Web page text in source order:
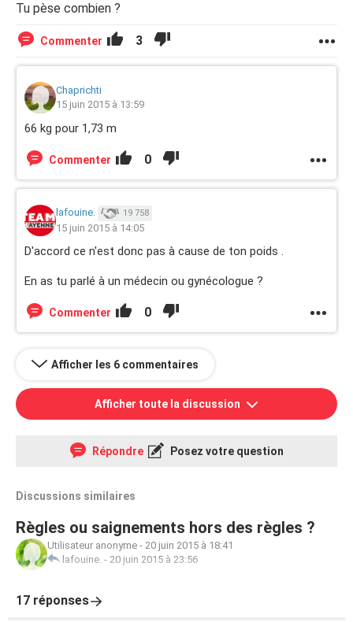
Tu pèse combien ?
Commenter 3
Chaprichti
15 juin 2015 à 13:59
66 kg pour 1,73 m
Commenter 0
lafouine. 19 758
15 juin 2015 à 14:05
D'accord ce n'est donc pas à cause de ton poids .
En as tu parlé à un médecin ou gynécologue ?
Commenter 0
Afficher les 6 commentaires
Afficher toute la discussion
Répondre Posez votre question
Discussions similaires
Règles ou saignements hors des règles ?
Utilisateur anonyme - 20 juin 2015 à 18:41
lafouine. - 20 juin 2015 à 23:56
17 réponses